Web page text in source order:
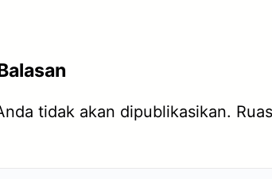
tidak akan dipublikasikan.